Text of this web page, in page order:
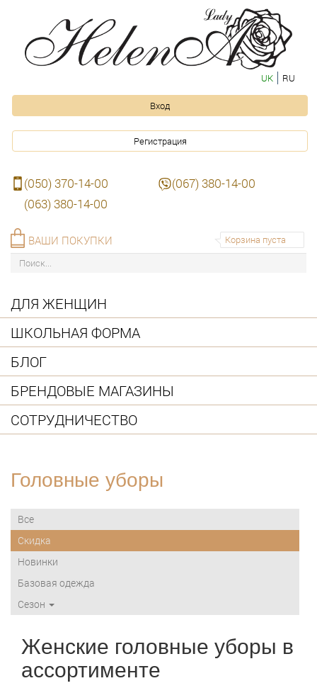
UK RU
Вход
Регистрация
(050) 370-14-00
(067) 380-14-00
(063) 380-14-00
Корзина пуста
ВАШИ ПОКУПКИ
ДЛЯ ЖЕНЩИН
ШКОЛЬНАЯ ФОРМА
БЛОГ
БРЕНДОВЫЕ МАГАЗИНЫ
СОТРУДНИЧЕСТВО
Головные уборы
Все
Скидка
Новинки
Базовая одежда
Сезон
Женские головные уборы в
ассортименте